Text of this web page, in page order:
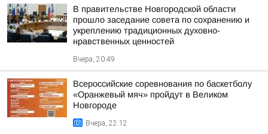
В правительстве Новгородской области
прошло заседание совета по сохранению и
укреплению традиционных духовно-
нравственных ценностей
Вчера, 20:49
Всероссийские соревнования по баскетболу
«Оранжевый мяч» пройдут в Великом
Новгороде
Вчера, 22:12